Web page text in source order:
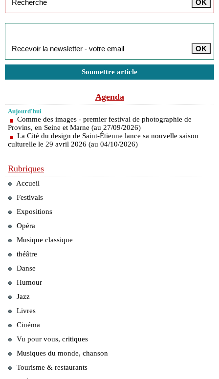
Soumettre article
Agenda
Aujourd'hui
Comme des images - premier festival de photographie de
Provins, en Seine et Marne (au 27/09/2026)
La Cité du design de Saint-Étienne lance sa nouvelle saison
culturelle le 29 avril 2026 (au 04/10/2026)
Rubriques
Accueil
Festivals
Expositions
Opéra
Musique classique
théâtre
Danse
Humour
Jazz
Livres
Cinéma
Vu pour vous, critiques
Musiques du monde, chanson
Tourisme & restaurants